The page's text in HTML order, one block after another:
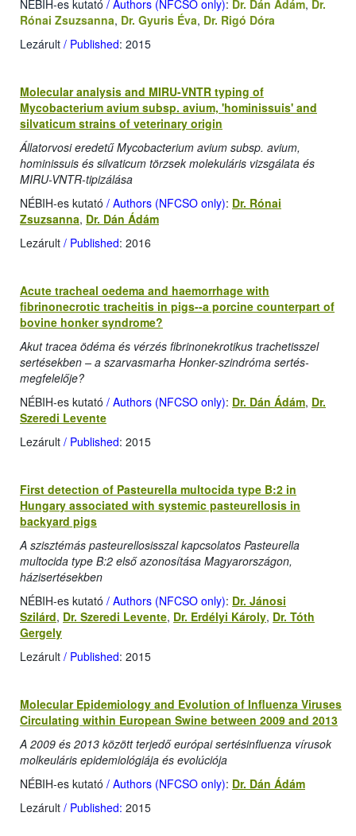
NÉBIH-es kutató / Authors (NFCSO only): Dr. Dán Ádám, Dr.
Rónai Zsuzsanna, Dr. Gyuris Éva, Dr. Rigó Dóra
Lezárult / Published: 2015
Molecular analysis and MIRU-VNTR typing of
Mycobacterium avium subsp. avium, 'hominissuis' and
silvaticum strains of veterinary origin
Állatorvosi eredetű Mycobacterium avium subsp. avium,
hominissuis és silvaticum törzsek molekuláris vizsgálata és
MIRU-VNTR-tipizálása
NÉBIH-es kutató / Authors (NFCSO only): Dr. Rónai
Zsuzsanna, Dr. Dán Ádám
Lezárult / Published: 2016
Acute tracheal oedema and haemorrhage with
fibrinonecrotic tracheitis in pigs--a porcine counterpart of
bovine honker syndrome?
Akut tracea ödéma és vérzés fibrinonekrotikus trachetisszel
sertésekben – a szarvasmarha Honker-szindróma sertés-
megfelelője?
NÉBIH-es kutató / Authors (NFCSO only): Dr. Dán Ádám, Dr.
Szeredi Levente
Lezárult / Published: 2015
First detection of Pasteurella multocida type B:2 in
Hungary associated with systemic pasteurellosis in
backyard pigs
A szisztémás pasteurellosisszal kapcsolatos Pasteurella
multocida type B:2 első azonosítása Magyarországon,
házisertésekben
NÉBIH-es kutató / Authors (NFCSO only): Dr. Jánosi
Szilárd, Dr. Szeredi Levente, Dr. Erdélyi Károly, Dr. Tóth
Gergely
Lezárult / Published: 2015
Molecular Epidemiology and Evolution of Influenza Viruses
Circulating within European Swine between 2009 and 2013
A 2009 és 2013 között terjedő európai sertésinfluenza vírusok
molkeuláris epidemiológiája és evolúciója
NÉBIH-es kutató / Authors (NFCSO only): Dr. Dán Ádám
Lezárult / Published: 2015